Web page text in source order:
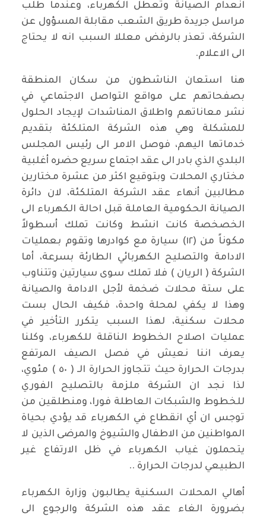
انعدام الصيانة وتعطل الكهرباء، وعندما طلب
مراسل جريدة طريق الشعب مقابلة المسؤول عن
الشركة، تعذر بالرفض معللا السبب انه لا يحتاج
الى الاعلام.
هنا استعان الناشطون من سكان المنطقة
بصفحاتهم على مواقع التواصل الاجتماعي في
نشر معاناتهم واطلاق المناشدات لإيجاد الحلول
للمشكلة وهي هذه الشركة المتلكئة بتقديم
خدماتها اليهم، فوصل الامر الى رئيس المجلس
البلدي الذي بادر الى عقد اجتماع سريع حضره أغلبية
مختاري المحلات وبتوقيع اكثر من عشرة مختارين
مطالبين أنهاء عقد الشركة المتلكئة، لان دائرة
الصيانة الحكومية العاملة قبل احالة الكهرباء الى
الخصخصة كانت انشط وكانت تملك أسطولاً
مكوناً من (١٢) سيارة مع كوادرها وتقوم بعمليات
الادامة والتصليح الكهربائي الطارئة بسرعة، أما
الشركة ( الريان ) فلا تملك سوى سيارتين وتتناوب
على ستة محلات ضخمة لأجل الادامة والصيانة
وهذا لا يكفي لمحلة واحدة، فكيف الحال بست
محلات سكنية، لهذا السبب يتكرر التأخير في
عمليات اصلاح الخطوط الناقلة للكهرباء، وكلنا
يعرف اننا نعيش في فصل الصيف المرتفع
بدرجات الحرارة حيث تتجاوز الحرارة الـ ( ٥٠ ) مئوي،
لذا نجد ان الشركة ملزمة بالتصليح الفوري
للخطوط والشبكات العاطلة فورا، ومنطلقين من
توجس ان أي انقطاع في الكهرباء قد يؤدي بحياة
المواطنين من الاطفال والشيوخ والمرضى الذين لا
يتحملون غياب الكهرباء في ظل الارتفاع غير
الطبيعي لدرجات الحرارة ..
أهالي المحلات السكنية يطالبون وزارة الكهرباء
بضرورة الغاء عقد هذه الشركة والرجوع الى